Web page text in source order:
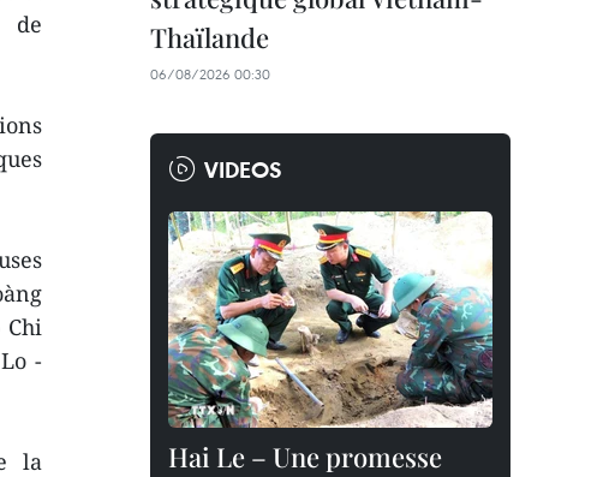
de
Chi
-
la
Thaïlande
06/08/2026 00:30
VIDEOS
Hai Le – Une promesse